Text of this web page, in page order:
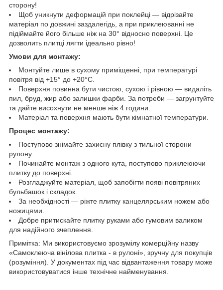
сторону!
Щоб уникнути деформацій при поклейці — відрізайте
матеріал по довжині заздалегідь, а при приклеюванні не
підіймайте його більше ніж на 30° відносно поверхні. Це
дозволить плитці лягти ідеально рівно!
Умови для монтажу:
Монтуйте лише в сухому приміщенні, при температурі
повітря від +15° до +20°C.
Поверхня повинна бути чистою, сухою і рівною — видаліть
пил, бруд, жир або залишки фарби. За потреби — загрунтуйте
та дайте висохнути не менше ніж 4 години.
Матеріал та поверхня мають бути кімнатної температури.
Процес монтажу:
Поступово знімайте захисну плівку з тильної сторони
рулону.
Починайте монтаж з одного кута, поступово приклеюючи
плитку до поверхні.
Розгладжуйте матеріал, щоб запобігти появі повітряних
бульбашок і складок.
За необхідності — ріжте плитку канцелярським ножем або
ножицями.
Добре притискайте плитку руками або гумовим валиком
для надійного зчеплення.
Примітка: Ми використовуємо зрозумілу комерційну назву
«Самоклеюча вінілова плитка - в рулоні», зручну для покупців
(розуміння). У документах під час відвантаження товару може
використовуватися інше технічне найменування.